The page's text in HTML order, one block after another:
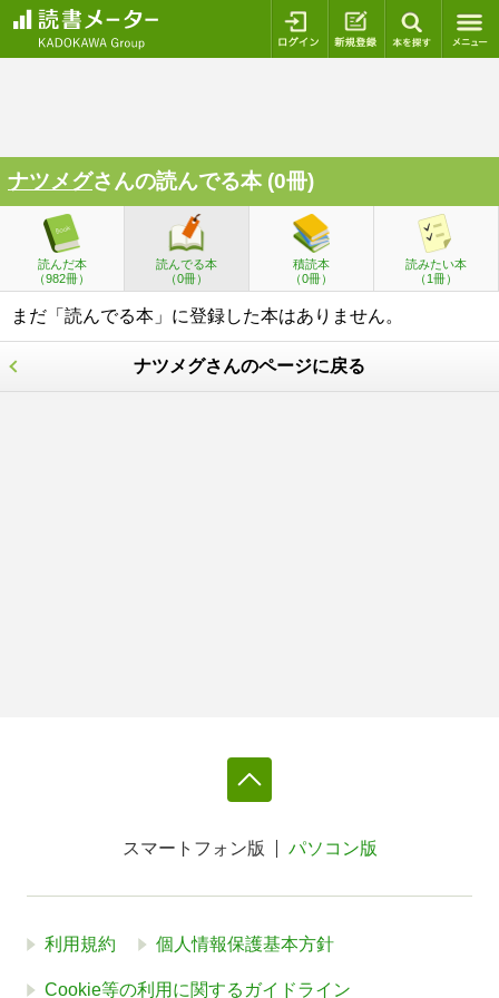
ログイン 新規登録
ナツメグさんの読んでる本 (0冊)
読んだ本
（982冊）
読んでる本
（0冊）
積読本
（0冊）
読みたい本
（1冊）
まだ「読んでる本」に登録した本はありません。
ナツメグさんのページに戻る
スマートフォン版 パソコン版
利用規約 個人情報保護基本方針
Cookie等の利用に関するガイドライン